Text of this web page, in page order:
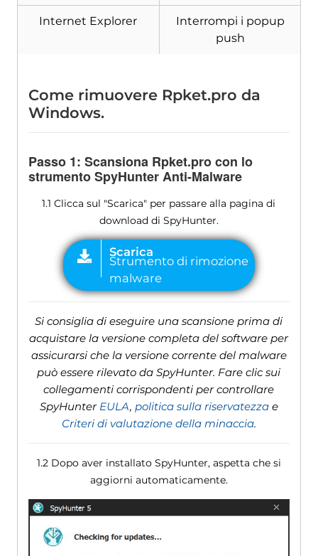
Internet Explorer
Interrompi i popup
push
Come rimuovere Rpket.pro da
Windows.
Passo 1: Scansiona Rpket.pro con lo
strumento SpyHunter Anti-Malware
1.1 Clicca sul "Scarica" per passare alla pagina di
download di SpyHunter.
Si consiglia di eseguire una scansione prima di
acquistare la versione completa del software per
assicurarsi che la versione corrente del malware
può essere rilevato da SpyHunter. Fare clic sui
collegamenti corrispondenti per controllare
SpyHunter EULA, politica sulla riservatezzae
Criteri di valutazione della minaccia.
1.2 Dopo aver installato SpyHunter, aspetta che si
aggiorni automaticamente.